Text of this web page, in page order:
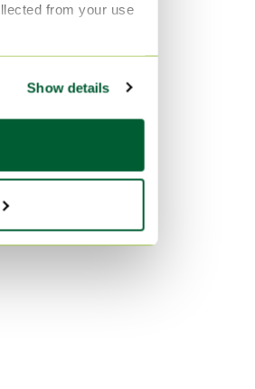
from your use
Show details